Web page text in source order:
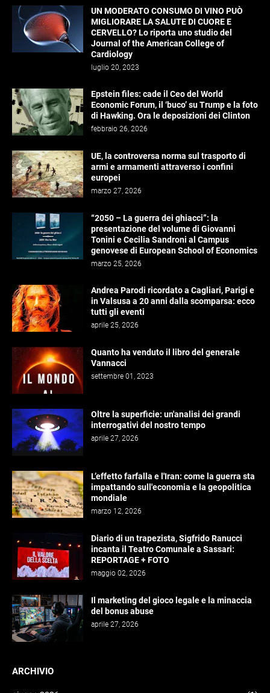
UN MODERATO CONSUMO DI VINO PUÒ
MIGLIORARE LA SALUTE DI CUORE E
CERVELLO? Lo riporta uno studio del
Journal of the American College of
Cardiology
luglio 20, 2023
Epstein files: cade il Ceo del World
Economic Forum, il ‘buco’ su Trump e la foto
di Hawking. Ora le deposizioni dei Clinton
febbraio 26, 2026
UE, la controversa norma sul trasporto di
armi e armamenti attraverso i confini
europei
marzo 27, 2026
“2050 – La guerra dei ghiacci”: la
presentazione del volume di Giovanni
Tonini e Cecilia Sandroni al Campus
genovese di European School of Economics
marzo 25, 2026
Andrea Parodi ricordato a Cagliari, Parigi e
in Valsusa a 20 anni dalla scomparsa: ecco
tutti gli eventi
aprile 25, 2026
Quanto ha venduto il libro del generale
Vannacci
settembre 01, 2023
Oltre la superficie: un'analisi dei grandi
interrogativi del nostro tempo
aprile 27, 2026
L’effetto farfalla e l'Iran: come la guerra sta
impattando sull'economia e la geopolitica
mondiale
marzo 12, 2026
Diario di un trapezista, Sigfrido Ranucci
incanta il Teatro Comunale a Sassari:
REPORTAGE + FOTO
maggio 02, 2026
Il marketing del gioco legale e la minaccia
del bonus abuse
aprile 27, 2026
ARCHIVIO